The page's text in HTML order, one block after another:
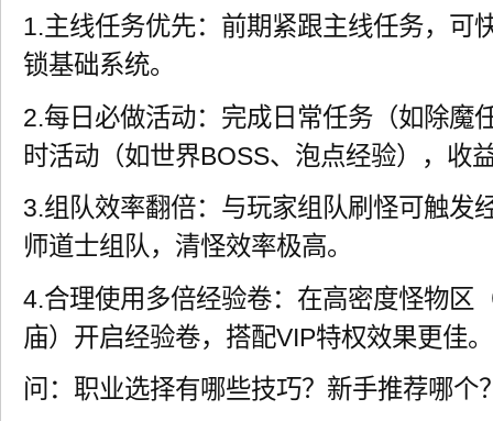
1.主线任务优先：前期紧跟主线任务，可
锁基础系统。
2.每日必做活动：完成日常任务（如除魔
时活动（如世界BOSS、泡点经验），收
3.组队效率翻倍：与玩家组队刷怪可触发
师道士组队，清怪效率极高。
4.合理使用多倍经验卷：在高密度怪物区
庙）开启经验卷，搭配VIP特权效果更佳。
问：职业选择有哪些技巧？新手推荐哪个